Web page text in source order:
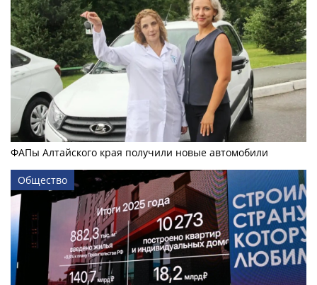
ФАПы Алтайского края получили новые автомобили
Общество